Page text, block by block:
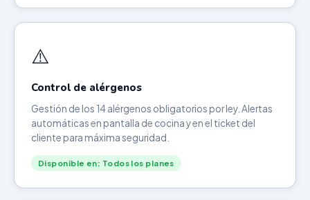
⚠️
Control de alérgenos
Gestión de los 14 alérgenos obligatorios por ley. Alertas
automáticas en pantalla de cocina y en el ticket del
cliente para máxima seguridad.
Disponible en: Todos los planes